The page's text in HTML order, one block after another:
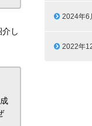
し
2024年6
2022年